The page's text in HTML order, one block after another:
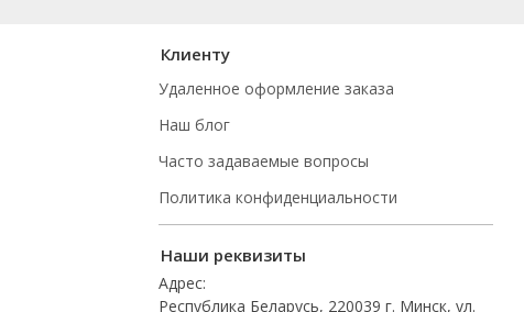
Клиенту
Удаленное оформление заказа
Наш блог
Часто задаваемые вопросы
Политика конфиденциальности
Наши реквизиты
Адрес:
Республика Беларусь, 220039 г. Минск, ул.